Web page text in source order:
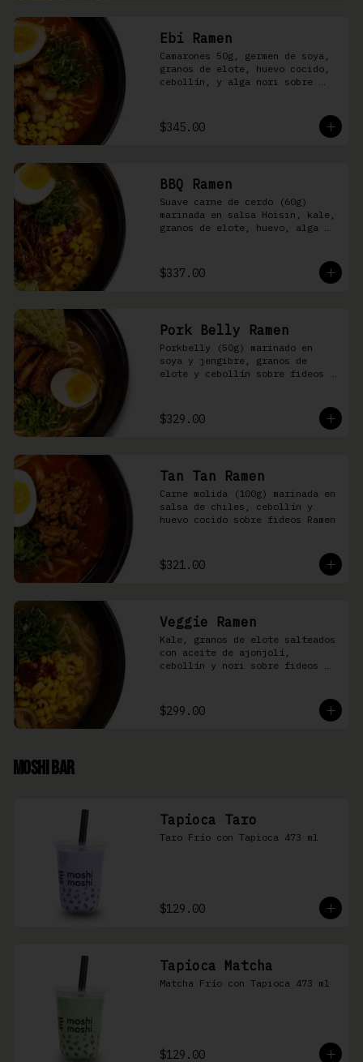
Ebi Ramen
Camarones 50g, germen de soya,
granos de elote, huevo cocido,
cebollín, y alga nori sobre
$345.00
BBQ Ramen
Suave carne de cerdo (60g)
marinada en salsa Hoisin, kale,
granos de elote, huevo, alga
cerdo
$337.00
Pork Belly Ramen
Porkbelly (50g) marinado en
soya y jengibre, granos de
elote y cebollín sobre fideos
$329.00
Tan Tan Ramen
Carne molida (100g) marinada en
salsa de chiles, cebollín y
huevo cocido sobre fideos Ramen
$321.00
Veggie Ramen
Kale, granos de elote salteados
con aceite de ajonjolí,
cebollín y nori sobre fideos
$299.00
Moshi Bar
Tapioca Taro
Taro Frío con Tapioca 473 ml
$129.00
Tapioca Matcha
Matcha Frío con Tapioca 473 ml
$129.00